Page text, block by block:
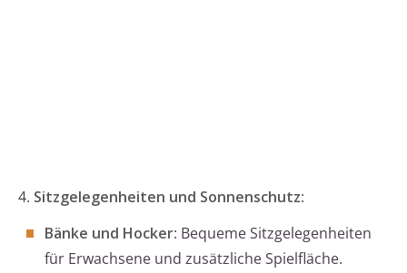
4. Sitzgelegenheiten und Sonnenschutz:
Bänke und Hocker: Bequeme Sitzgelegenheiten
für Erwachsene und zusätzliche Spielfläche.